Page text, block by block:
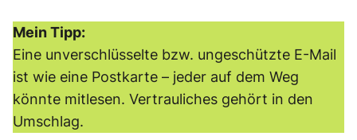
Mein Tipp:
Eine unverschlüsselte bzw. ungeschützte E-Mail
ist wie eine Postkarte – jeder auf dem Weg
könnte mitlesen. Vertrauliches gehört in den
Umschlag.